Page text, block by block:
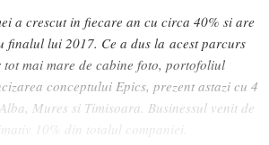
a crescut in fiecare an cu circa 40% si are
finalul lui 2017. Ce a dus la acest parcurs
tot mai mare de cabine foto, portofoliul
conceptului Epics, prezent astazi cu 4
Mures si Timisoara. Businessul venit de
10% din totalul companiei.